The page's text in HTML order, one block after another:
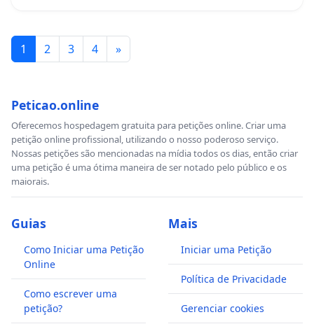
1 2 3 4 »
Peticao.online
Oferecemos hospedagem gratuita para petições online. Criar uma
petição online profissional, utilizando o nosso poderoso serviço.
Nossas petições são mencionadas na mídia todos os dias, então criar
uma petição é uma ótima maneira de ser notado pelo público e os
maiorais.
Guias
Como Iniciar uma Petição
Online
Como escrever uma
petição?
Mais
Iniciar uma Petição
Política de Privacidade
Gerenciar cookies